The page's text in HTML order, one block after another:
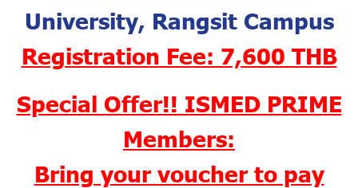
University, Rangsit Campus
Registration Fee: 7,600 THB
Special Offer!! ISMED PRIME
Members:
Bring your voucher to pay